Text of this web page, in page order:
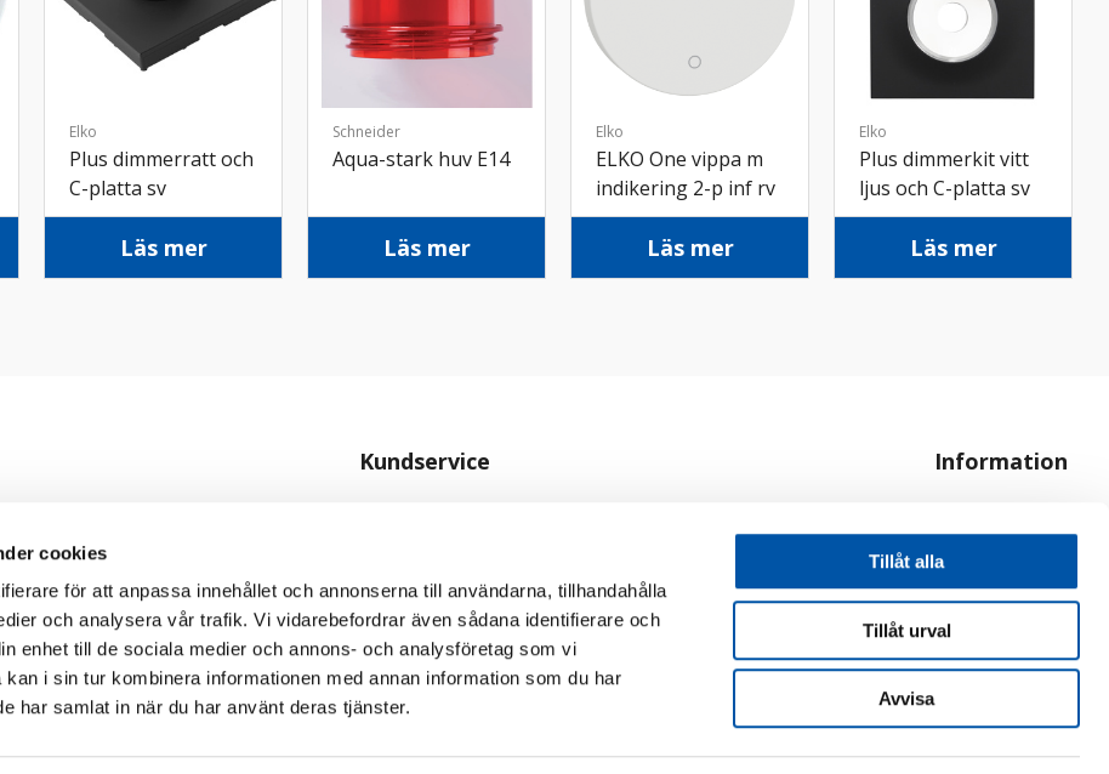
cookies
för att anpassa innehållet och annonserna till användarna, tillhandahålla
och analysera vår trafik. Vi vidarebefordrar även sådana identifierare och
enhet till de sociala medier och annons- och analysföretag som vi
i sin tur kombinera informationen med annan information som du har
har samlat in när du har använt deras tjänster.
Tillåt alla
Tillåt urval
Avvisa
Elko
Plus dimmerratt och
C-platta sv
Läs mer
Schneider
Aqua-stark huv E14
Läs mer
Elko
ELKO One vippa m
indikering 2-p inf rv
Läs mer
Elko
Plus dimmerkit vitt
ljus och C-platta sv
Läs mer
Kundservice
Personuppgiftspolicy
Cookiepolicy
Information
Hur handlar jag?